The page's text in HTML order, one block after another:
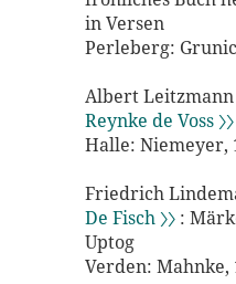
in Versen
Perleberg:
Albert
Reynke de Voss 〉〉
Halle: Niemeyer,
Friedrich
De Fisch 〉〉 :
Uptog
Verden: Mahnke,